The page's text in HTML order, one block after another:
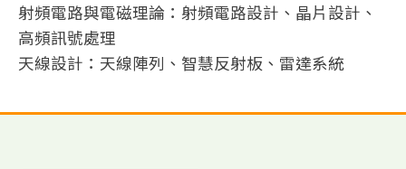
射頻電路與電磁理論：射頻電路設計、晶片設計、
高頻訊號處理
天線設計：天線陣列、智慧反射板、雷達系統